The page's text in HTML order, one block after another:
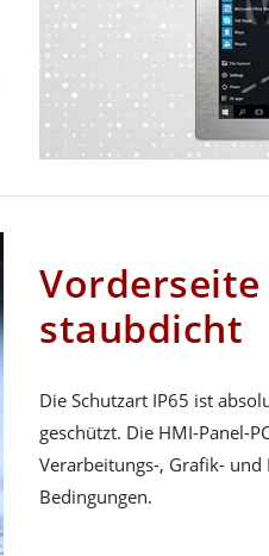
Vorderseite
staubdicht
Die Schutzart IP65 ist
geschützt. Die HMI-Panel-
Verarbeitungs-, Grafik-
Bedingungen.